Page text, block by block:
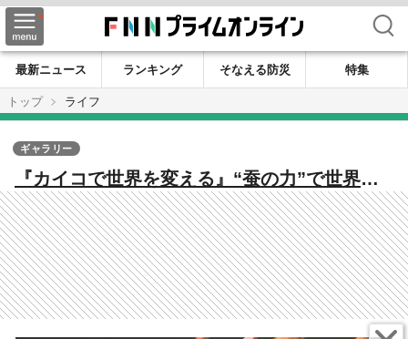
検索
最新ニュース ランキング そなえる防災
特集
トップ
ライフ
『カイコで世界を変える』“蚕の力”で世界初
のワクチン開発へ 九州大発ベンチャー『ノロ
ウイルス』撲滅へ【福岡発】
ギャラリー